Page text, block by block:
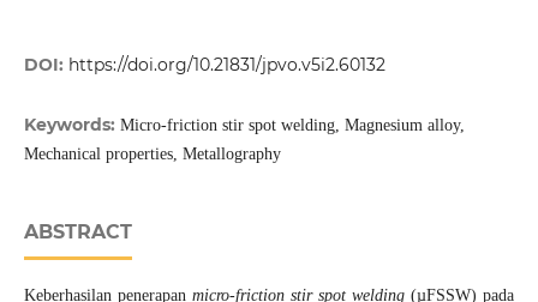
DOI: https://doi.org/10.21831/jpvo.v5i2.60132
Keywords: Micro-friction stir spot welding, Magnesium alloy,
Mechanical properties, Metallography
ABSTRACT
Keberhasilan penerapan micro-friction stir spot welding (µFSSW) pada